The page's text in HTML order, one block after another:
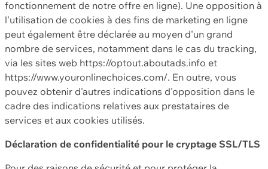
fonctionnement de notre offre en ligne). Une opposition à
l'utilisation de cookies à des fins de marketing en ligne
peut également être déclarée au moyen d'un grand
nombre de services, notamment dans le cas du tracking,
via les sites web https://optout.aboutads.info et
https://www.youronlinechoices.com/. En outre, vous
pouvez obtenir d'autres indications d'opposition dans le
cadre des indications relatives aux prestataires de
services et aux cookies utilisés.
Déclaration de confidentialité pour le cryptage SSL/TLS